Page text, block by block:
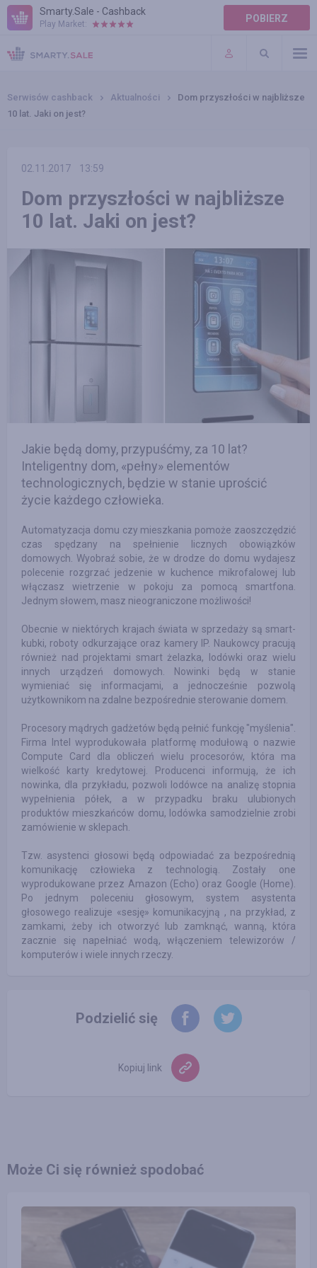
Smarty.Sale - Cashback
Play Market: POBIERZ
POMOC
WARUNKI
Serwisów cashback Aktualności
Dom przyszłości w najbliższe
10 lat. Jaki on jest?
02.11.2017 13:59
Dom przyszłości w najbliższe
10 lat. Jaki on jest?
Jakie będą domy, przypuśćmy, za 10 lat?
Inteligentny dom, «pełny» elementów
technologicznych, będzie w stanie uprościć
życie każdego człowieka.
Automatyzacja domu czy mieszkania pomoże zaoszczędzić
czas spędzany na spełnienie licznych obowiązków
domowych. Wyobraź sobie, że w drodze do domu wydajesz
polecenie rozgrzać jedzenie w kuchence mikrofalowej lub
włączasz wietrzenie w pokoju za pomocą smartfona.
Jednym słowem, masz nieograniczone możliwości!
Obecnie w niektórych krajach świata w sprzedaży są smart-
kubki, roboty odkurzające oraz kamery IP. Naukowcy pracują
również nad projektami smart żelazka, lodówki oraz wielu
innych urządzeń domowych. Nowinki będą w stanie
wymieniać się informacjami, a jednocześnie pozwolą
użytkownikom na zdalne bezpośrednie sterowanie domem.
Procesory mądrych gadżetów będą pełnić funkcję "myślenia".
Firma Intel wyprodukowała platformę modułową o nazwie
Compute Card dla obliczeń wielu procesorów, która ma
wielkość karty kredytowej. Producenci informują, że ich
nowinka, dla przykładu, pozwoli lodówce na analizę stopnia
wypełnienia półek, a w przypadku braku ulubionych
produktów mieszkańców domu, lodówka samodzielnie zrobi
zamówienie w sklepach.
Tzw. asystenci głosowi będą odpowiadać za bezpośrednią
komunikację człowieka z technologią. Zostały one
wyprodukowane przez Amazon (Echo) oraz Google (Home).
Po jednym poleceniu głosowym, system asystenta
głosowego realizuje «sesję» komunikacyjną , na przykład, z
zamkami, żeby ich otworzyć lub zamknąć, wanną, która
zacznie się napełniać wodą, włączeniem telewizorów /
komputerów i wiele innych rzeczy.
Podzielić się
Kopiuj link
Może Ci się również spodobać